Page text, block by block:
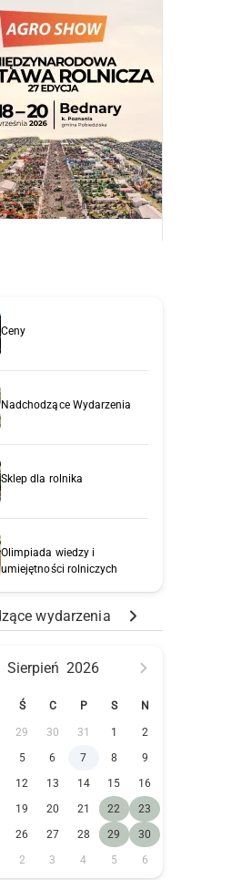
Ceny
Nadchodzące Wydarzenia
Sklep dla rolnika
Olimpiada wiedzy i
umiejętności rolniczych
wydarzenia
Sierpień 2026
Ś C P S N
29 30 31 1
2
5 6 7 8
9
12 13 14 15
16
19 20 21 22
23
26 27 28 29
30
2 3 4 5 6